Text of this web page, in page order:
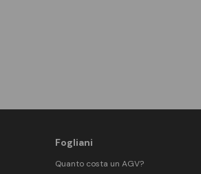
Fogliani
Quanto costa un AGV?